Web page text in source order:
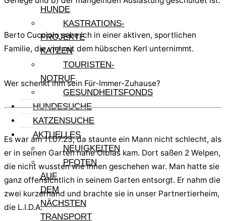
HUNDE
KASTRATIONS-
PROJEKTE
KATZEN
TOURISTEN-
NOTRUF
GESUNDHEITSFONDS
HUNDESUCHE
KATZENSUCHE
AKTUELLES
NEUIGKEITEN
PFOTEN
AUF
DEM
NÄCHSTEN
TRANSPORT
Berto Cucciolo sehe ich in einer aktiven, sportlichen
Familie, die viel mit dem hübschen Kerl unternimmt.
Wer schenkt ihm sein Für-Immer-Zuhause?
Es war am 11.07.23, da staunte ein Mann nicht schlecht, als
er in seinen Garten nahe Olbias kam. Dort saßen 2 Welpen,
die nicht wussten wie ihnen geschehen war. Man hatte sie
ganz offensichtlich in seinem Garten entsorgt. Er nahm die
zwei kurzerhand und brachte sie in unser Partnertierheim,
die L.I.D.A.